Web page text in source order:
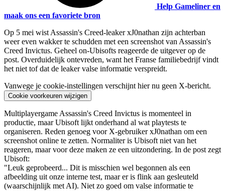
Help Gameliner en
maak ons een favoriete bron
Op 5 mei wist Assassin's Creed-leaker xJ0nathan zijn achterban
weer even wakker te schudden met een screenshot van Assassin's
Creed Invictus. Geheel on-Ubisofts reageerde de uitgever op de
post. Overduidelijk ontevreden, want het Franse familiebedrijf vindt
het niet tof dat de leaker valse informatie verspreidt.
Vanwege je cookie-instellingen verschijnt hier nu geen X-bericht.
Cookie voorkeuren wijzigen
Multiplayergame Assassin's Creed Invictus is momenteel in
productie, maar Ubisoft lijkt onderhand al wat playtests te
organiseren. Reden genoeg voor X-gebruiker xJ0nathan om een
screenshot online te zetten. Normaliter is Ubisoft niet van het
reageren, maar voor deze maken ze een uitzondering. In de post zegt
Ubisoft:
"Leuk geprobeerd... Dit is misschien wel begonnen als een
afbeelding uit onze interne test, maar er is flink aan gesleuteld
(waarschijnlijk met AI). Niet zo goed om valse informatie te